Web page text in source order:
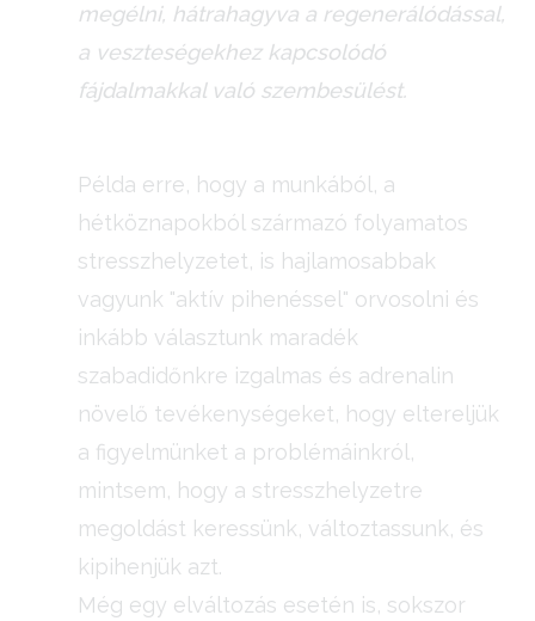
megélni, hátrahagyva a regenerálódással,
a veszteségekhez kapcsolódó
fájdalmakkal való szembesülést.
Példa erre, hogy a munkából, a
hétköznapokból származó folyamatos
stresszhelyzetet, is hajlamosabbak
vagyunk "aktív pihenéssel" orvosolni és
inkább választunk maradék
szabadidőnkre izgalmas és adrenalin
növelő tevékenységeket, hogy eltereljük
a figyelmünket a problémáinkról,
mintsem, hogy a stresszhelyzetre
megoldást keressünk, változtassunk, és
kipihenjük azt.
Még egy elváltozás esetén is, sokszor